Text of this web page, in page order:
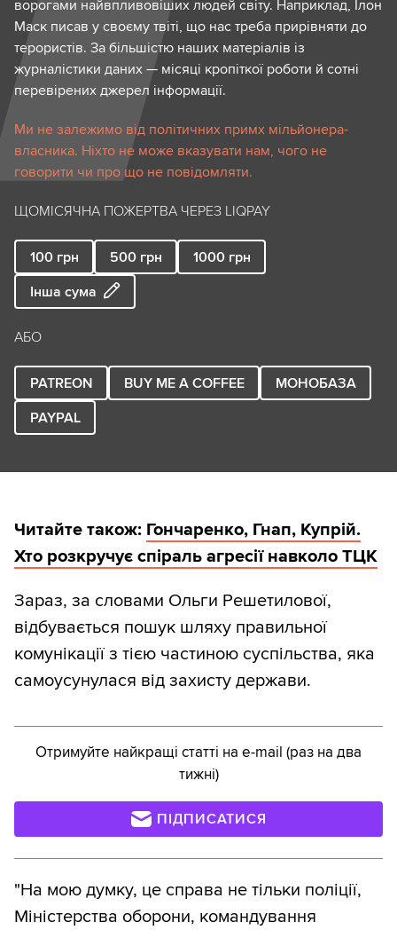
ворогами найвпливовіших людей світу. Наприклад, Ілон
Маск писав у своєму твіті, що нас треба прирівняти до
терористів. За більшістю наших матеріалів із
журналістики даних — місяці кропіткої роботи й сотні
перевірених джерел інформації.
Ми не залежимо від політичних примх мільйонера-
власника. Ніхто не може вказувати нам, чого не
говорити чи про що не повідомляти.
ЩОМІСЯЧНА ПОЖЕРТВА ЧЕРЕЗ LIQPAY
100 грн 500 грн 1000 грн
Інша сума
АБО
PATREON BUY ME A COFFEE
МОНОБАЗА
PAYPAL
Читайте також: Гончаренко, Гнап, Купрій.
Хто розкручує спіраль агресії навколо ТЦК
Зараз, за словами Ольги Решетилової,
відбувається пошук шляху правильної
комунікації з тією частиною суспільства, яка
самоусунулася від захисту держави.
Отримуйте найкращі статті на e-mail (раз на два
тижні)
ПІДПИСАТИСЯ
"На мою думку, це справа не тільки поліції,
Міністерства оборони, командування